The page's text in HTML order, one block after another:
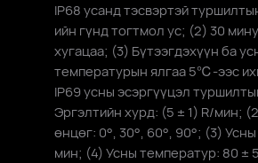
IP68 усанд тэсвэртэй
ийн гүнд тогтмол ус; (2) 30⁠
хугацаа; (3) Бүтээгдэхүүн ба
температурын ялгаа 5℃⁠-⁠ээс
IP69 усны эсэргүүцэл
Эргэлтийн хурд: (5⁠ ±⁠ 1)⁠ R/мин;
өнцөг: 0°, 30°, 60°, 90°; (3)
мин; (4) Усны температур: 80⁠